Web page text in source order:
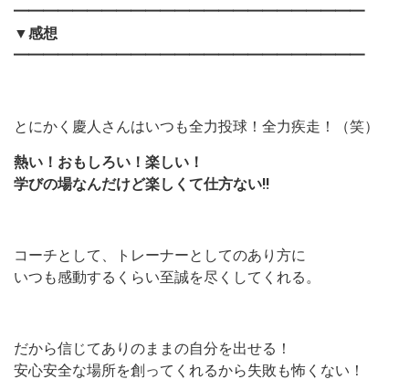
━━━━━━━━━━━━━━━━━━━━━━━━
▼感想
━━━━━━━━━━━━━━━━━━━━━━━━
とにかく慶人さんはいつも全力投球！全力疾走！（笑）
熱い！おもしろい！楽しい！
学びの場なんだけど楽しくて仕方ない‼︎
コーチとして、トレーナーとしてのあり方に
いつも感動するくらい至誠を尽くしてくれる。
だから信じてありのままの自分を出せる！
安心安全な場所を創ってくれるから失敗も怖くない！